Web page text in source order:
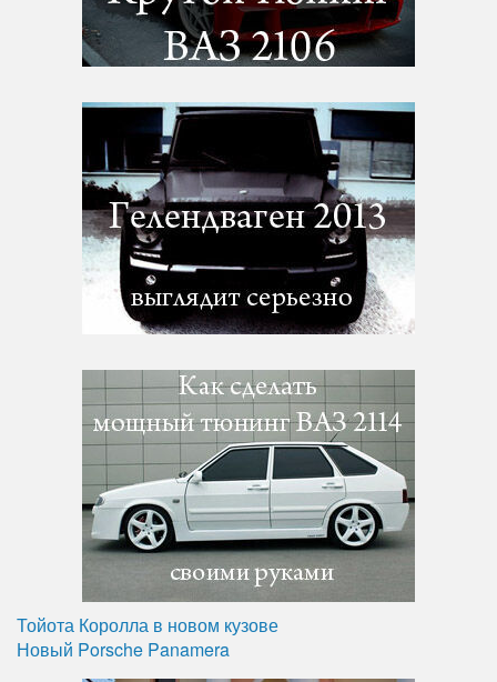
Тойота Королла в новом кузове
Новый Porsche Panamera